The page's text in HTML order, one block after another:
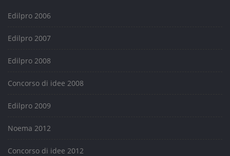
Edilpro 2006
Edilpro 2007
Edilpro 2008
Concorso di idee 2008
Edilpro 2009
Noema 2012
Concorso di idee 2012